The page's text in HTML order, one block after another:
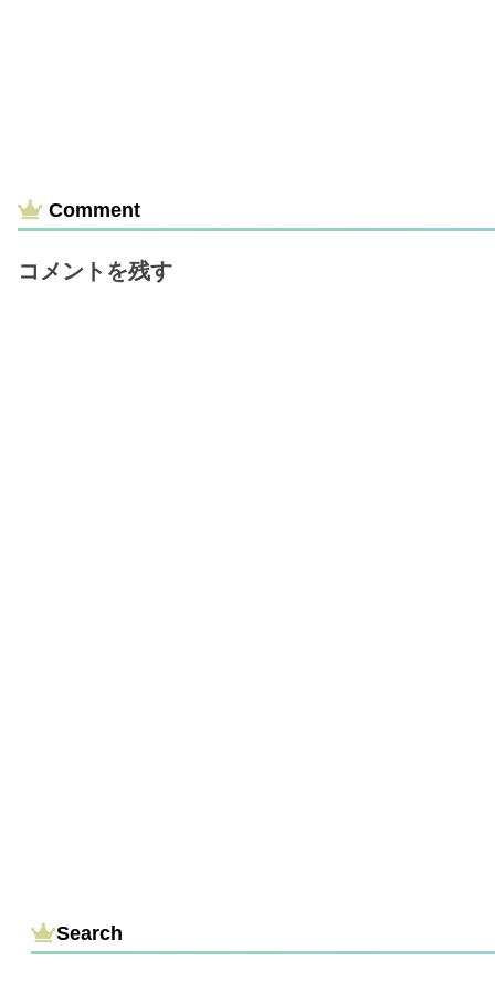
Comment
コメントを残す
Search